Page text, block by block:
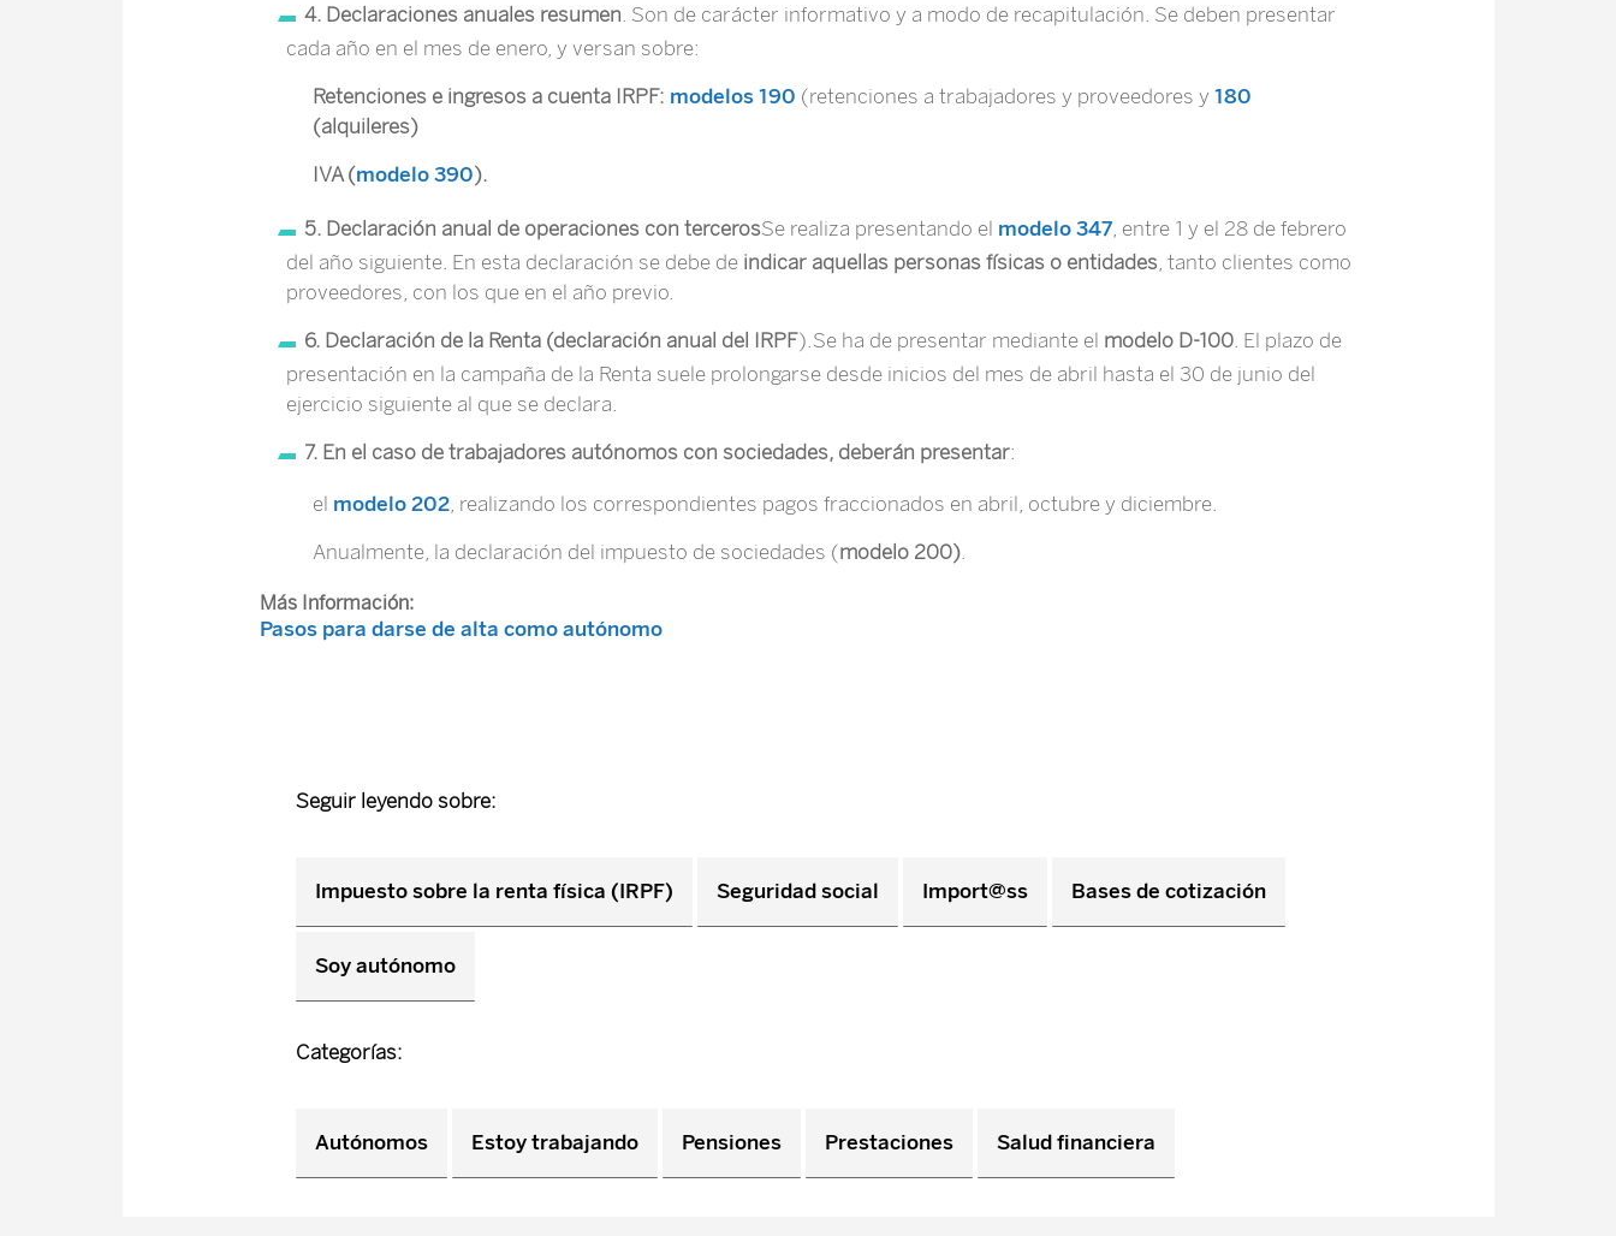
4. Declaraciones anuales resumen . Son de carácter informativo y a modo de recapitulación. Se deben presentar
cada año en el mes de enero, y versan sobre:
Retenciones e ingresos a cuenta IRPF: modelos 190 (retenciones a trabajadores y proveedores y 180
(alquileres)
IVA (modelo 390).
5. Declaración anual de operaciones con tercerosSe realiza presentando el modelo 347, entre 1 y el 28 de febrero
del año siguiente. En esta declaración se debe de indicar aquellas personas físicas o entidades, tanto clientes como
proveedores, con los que en el año previo.
6. Declaración de la Renta (declaración anual del IRPF).Se ha de presentar mediante el modelo D-100. El plazo de
presentación en la campaña de la Renta suele prolongarse desde inicios del mes de abril hasta el 30 de junio del
ejercicio siguiente al que se declara.
7. En el caso de trabajadores autónomos con sociedades, deberán presentar:
el modelo 202, realizando los correspondientes pagos fraccionados en abril, octubre y diciembre.
Anualmente, la declaración del impuesto de sociedades (modelo 200).
Más Información:
Pasos para darse de alta como autónomo
Seguir leyendo sobre:
Impuesto sobre la renta física (IRPF) Seguridad social Import@ss Bases de cotización
Soy autónomo
Categorías:
Autónomos Estoy trabajando Pensiones Prestaciones Salud financiera